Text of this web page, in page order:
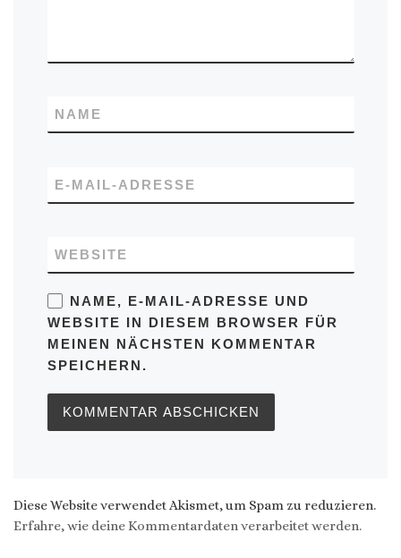
NAME
E-MAIL-ADRESSE
WEBSITE
NAME, E-MAIL-ADRESSE UND
WEBSITE IN DIESEM BROWSER FÜR
MEINEN NÄCHSTEN KOMMENTAR
SPEICHERN.
Diese Website verwendet Akismet, um Spam zu reduzieren.
Erfahre, wie deine Kommentardaten verarbeitet werden.